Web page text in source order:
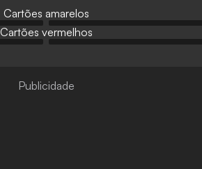
Cartões amarelos
Cartões vermelhos